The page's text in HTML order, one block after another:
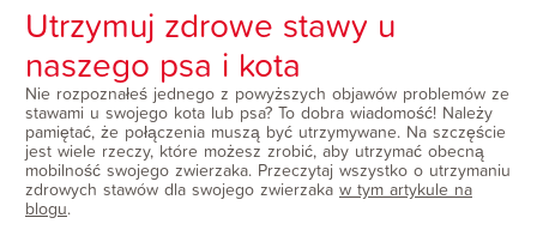
Utrzymuj zdrowe stawy u
naszego psa i kota
Nie rozpoznałeś jednego z powyższych objawów problemów ze
stawami u swojego kota lub psa? To dobra wiadomość! Należy
pamiętać, że połączenia muszą być utrzymywane. Na szczęście
jest wiele rzeczy, które możesz zrobić, aby utrzymać obecną
mobilność swojego zwierzaka. Przeczytaj wszystko o utrzymaniu
zdrowych stawów dla swojego zwierzaka w tym artykule na
blogu.